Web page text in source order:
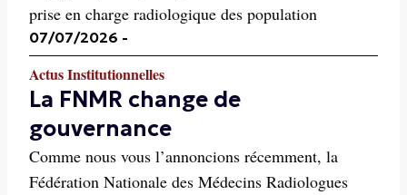
prise en charge radiologique des population
07/07/2026 -
Actus Institutionnelles
La FNMR change de
gouvernance
Comme nous vous l’annoncions récemment, la
Fédération Nationale des Médecins Radiologues